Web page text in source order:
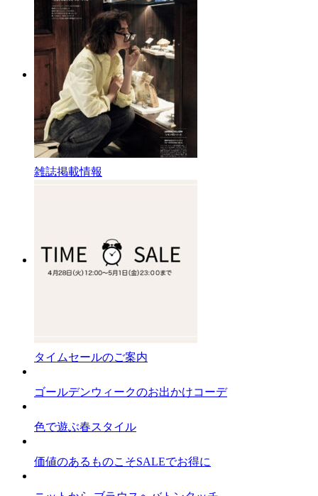
雑誌掲載情報
タイムセールのご案内
ゴールデンウィークのお出かけコーデ
色で遊ぶ春スタイル
価値のあるものこそSALEでお得に